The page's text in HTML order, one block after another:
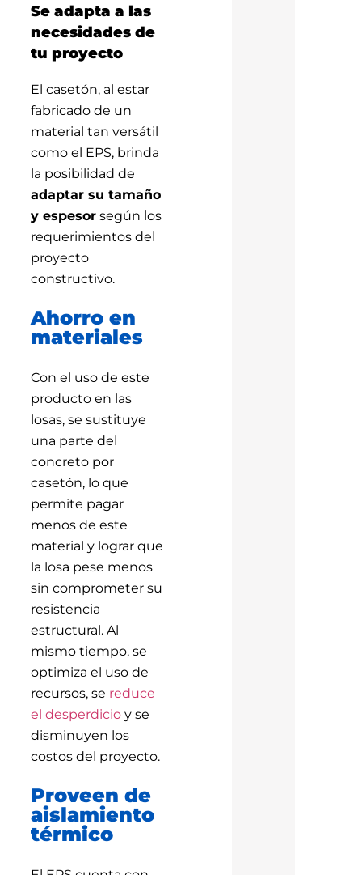
Se adapta a las
necesidades de
tu proyecto
El casetón, al estar
fabricado de un
material tan versátil
como el EPS, brinda
la posibilidad de
adaptar su tamaño
y espesorsegún los
requerimientos del
proyecto
constructivo.
Ahorro en
materiales
Con el uso de este
producto en las
losas, se sustituye
una parte del
concreto por
casetón, lo que
permite pagar
menos de este
material y lograr que
la losa pese menos
sin comprometer su
resistencia
estructural. Al
mismo tiempo, se
optimiza el uso de
recursos, se reduce
el desperdicioy se
disminuyen los
costos del proyecto.
Proveen de
aislamiento
térmico